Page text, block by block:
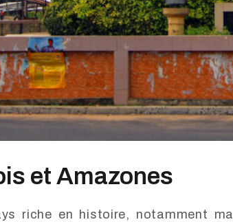
et Amazones
riche en histoire, notamment